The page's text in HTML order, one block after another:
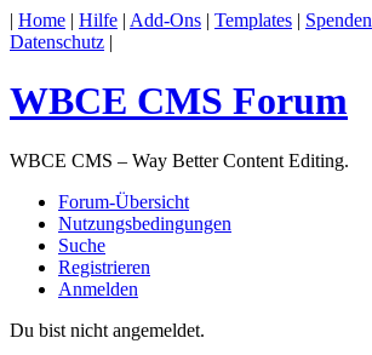
| Home | Hilfe | Add-Ons | Templates | Spenden
Datenschutz |
WBCE CMS Forum
WBCE CMS – Way Better Content Editing.
Forum-Übersicht
Nutzungsbedingungen
Suche
Registrieren
Anmelden
Du bist nicht angemeldet.